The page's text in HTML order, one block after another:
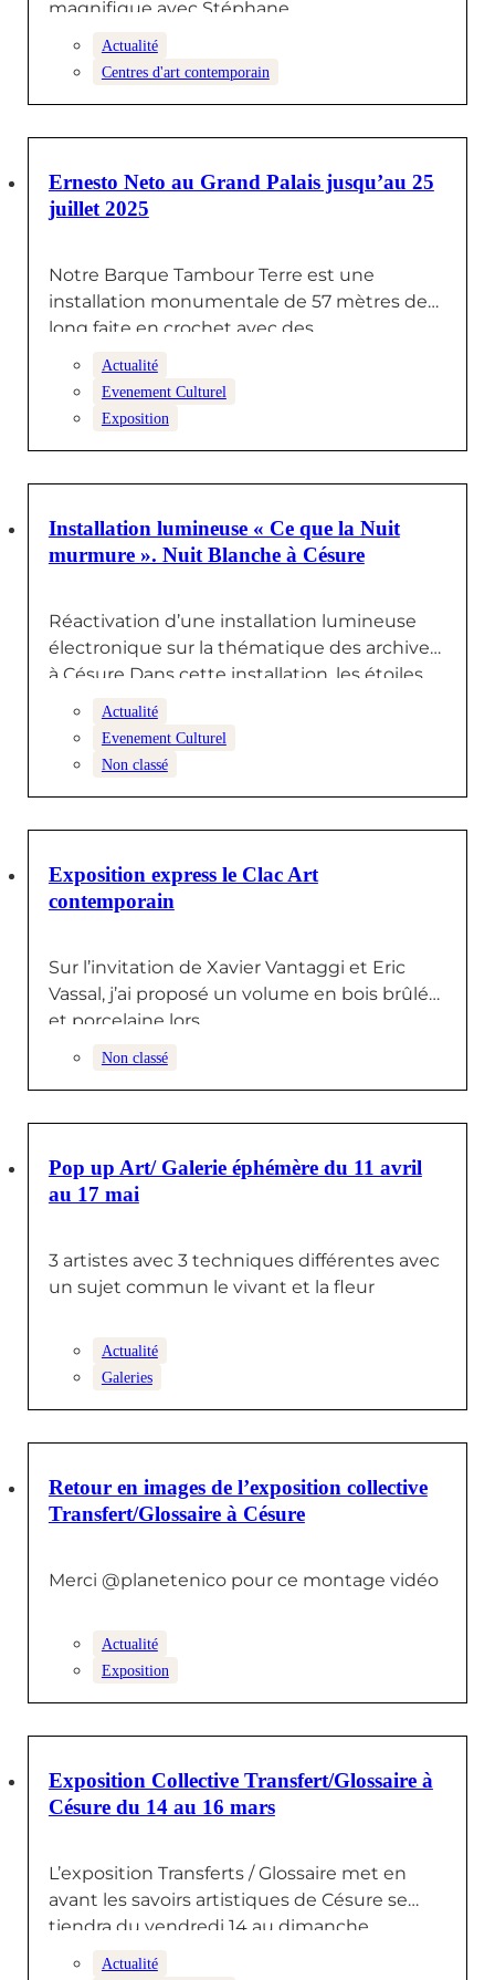
magnifique avec Stéphane…
Actualité
Centres d'art contemporain
10 JUILLET 2025
Ernesto Neto au Grand Palais jusqu’au 25
juillet 2025
Notre Barque Tambour Terre est une
installation monumentale de 57 mètres de
long faite en crochet avec des…
Actualité
Evenement Culturel
Exposition
9 JUIN 2025
Installation lumineuse « Ce que la Nuit
murmure ». Nuit Blanche à Césure
Réactivation d’une installation lumineuse
électronique sur la thématique des archives
à Césure Dans cette installation, les étoiles
Actualité
Evenement Culturel
Non classé
9 JUIN 2025
Exposition express le Clac Art
contemporain
Sur l’invitation de Xavier Vantaggi et Eric
Vassal, j’ai proposé un volume en bois brûlé
et porcelaine lors…
Non classé
1 MAI 2025
Pop up Art/ Galerie éphémère du 11 avril
au 17 mai
3 artistes avec 3 techniques différentes avec
un sujet commun le vivant et la fleur
Actualité
Galeries
24 MARS 2025
Retour en images de l’exposition collective
Transfert/Glossaire à Césure
Merci @planetenico pour ce montage vidéo
Actualité
Exposition
7 MARS 2025
Exposition Collective Transfert/Glossaire à
Césure du 14 au 16 mars
L’exposition Transferts / Glossaire met en
avant les savoirs artistiques de Césure se
tiendra du vendredi 14 au dimanche…
Actualité